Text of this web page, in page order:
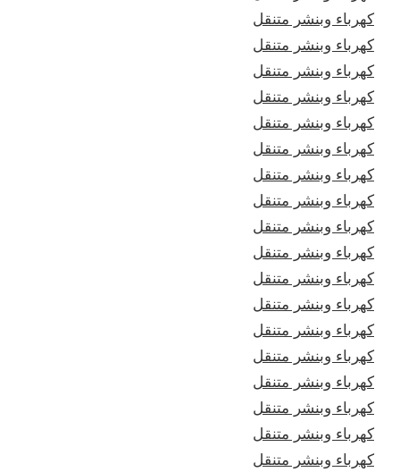
كهرباء وبنشر متنقل
كهرباء وبنشر متنقل
كهرباء وبنشر متنقل
كهرباء وبنشر متنقل
كهرباء وبنشر متنقل
كهرباء وبنشر متنقل
كهرباء وبنشر متنقل
كهرباء وبنشر متنقل
كهرباء وبنشر متنقل
كهرباء وبنشر متنقل
كهرباء وبنشر متنقل
كهرباء وبنشر متنقل
كهرباء وبنشر متنقل
كهرباء وبنشر متنقل
كهرباء وبنشر متنقل
كهرباء وبنشر متنقل
كهرباء وبنشر متنقل
كهرباء وبنشر متنقل